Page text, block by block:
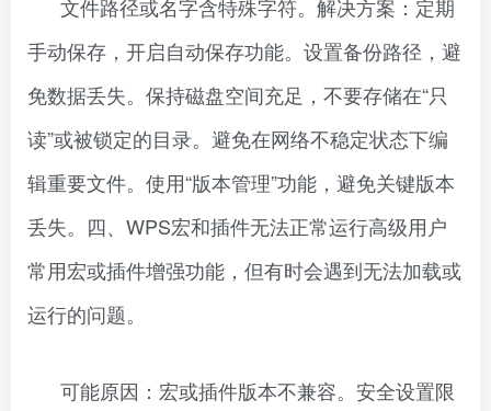
文件路径或名字含特殊字符。解决方案：定期
手动保存，开启自动保存功能。设置备份路径，避
免数据丢失。保持磁盘空间充足，不要存储在“只
读”或被锁定的目录。避免在网络不稳定状态下编
辑重要文件。使用“版本管理”功能，避免关键版本
丢失。四、WPS宏和插件无法正常运行高级用户
常用宏或插件增强功能，但有时会遇到无法加载或
运行的问题。
可能原因：宏或插件版本不兼容。安全设置限